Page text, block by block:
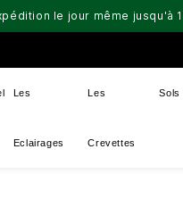
le jour même jusqu'à
Les
Eclairages
Les
Crevettes
Sols